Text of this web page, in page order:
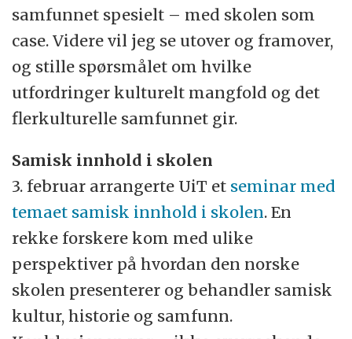
samfunnet spesielt – med skolen som
case. Videre vil jeg se utover og framover,
og stille spørsmålet om hvilke
utfordringer kulturelt mangfold og det
flerkulturelle samfunnet gir.
Samisk innhold i skolen
3. februar arrangerte UiT et seminar med
temaet samisk innhold i skolen. En
rekke forskere kom med ulike
perspektiver på hvordan den norske
skolen presenterer og behandler samisk
kultur, historie og samfunn.